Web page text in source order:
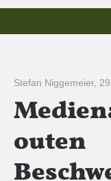
Stefan Niggemeier,
outen